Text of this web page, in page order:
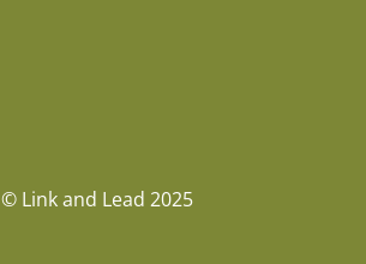
© Link and Lead 2025